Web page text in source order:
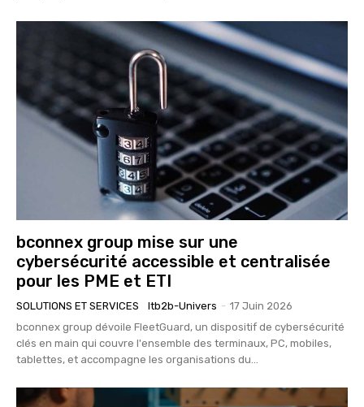
bconnex group mise sur une
cybersécurité accessible et centralisée
pour les PME et ETI
SOLUTIONS ET SERVICES Itb2b-Univers - 17 Juin 2026
bconnex group dévoile FleetGuard, un dispositif de cybersécurité
clés en main qui couvre l'ensemble des terminaux, PC, mobiles,
tablettes, et accompagne les organisations du...